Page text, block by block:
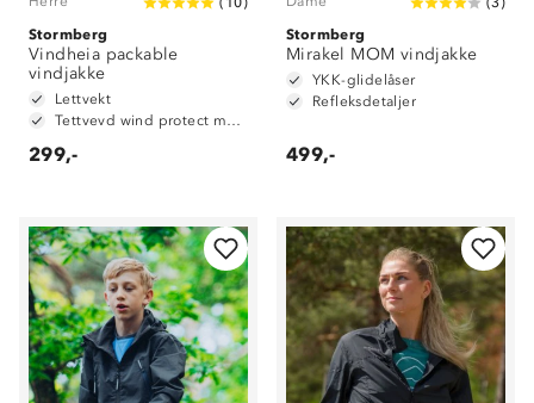
Stormberg
Vindheia packable
vindjakke
Lettvekt
Tettvevd wind protect materiale
299,-
Stormberg
Mirakel MOM vindjakke
YKK-glidelåser
Refleksdetaljer
499,-